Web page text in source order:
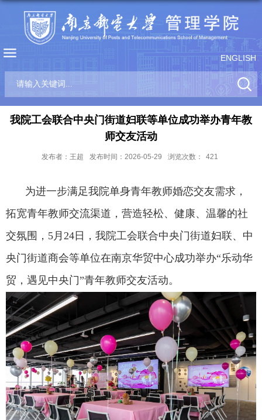
ENGLISH
我院工会联合中央门街道妇联等单位成功举办青年教
师交友活动
发布者：王超 发布时间：2026-05-29 浏览次数： 421
为进一步满足我院单身青年教师婚恋交友需求，
拓宽青年教师交流渠道，营造轻松、健康、温馨的社
交氛围， 5 月 24日，我院工会联合中央门街道妇联、中
央门街道商会等单位在南京华贸中心成功举办“乐动华
贸，遇见中央门”青年教师交友活动。